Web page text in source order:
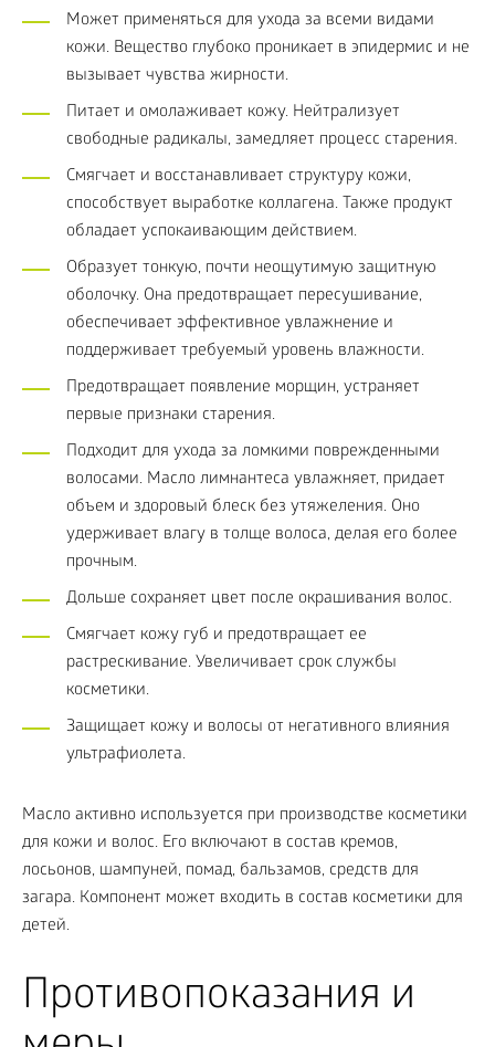
Может применяться для ухода за всеми видами
кожи. Вещество глубоко проникает в эпидермис и не
вызывает чувства жирности.
Питает и омолаживает кожу. Нейтрализует
свободные радикалы, замедляет процесс старения.
Смягчает и восстанавливает структуру кожи,
способствует выработке коллагена. Также продукт
обладает успокаивающим действием.
Образует тонкую, почти неощутимую защитную
оболочку. Она предотвращает пересушивание,
обеспечивает эффективное увлажнение и
поддерживает требуемый уровень влажности.
Предотвращает появление морщин, устраняет
первые признаки старения.
Подходит для ухода за ломкими поврежденными
волосами. Масло лимнантеса увлажняет, придает
объем и здоровый блеск без утяжеления. Оно
удерживает влагу в толще волоса, делая его более
прочным.
Дольше сохраняет цвет после окрашивания волос.
Смягчает кожу губ и предотвращает ее
растрескивание. Увеличивает срок службы
косметики.
Защищает кожу и волосы от негативного влияния
ультрафиолета.
Масло активно используется при производстве косметики
для кожи и волос. Его включают в состав кремов,
лосьонов, шампуней, помад, бальзамов, средств для
загара. Компонент может входить в состав косметики для
детей.
Противопоказания и